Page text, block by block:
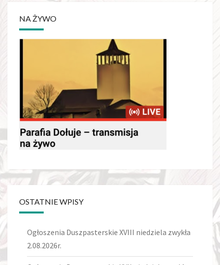
NA ŻYWO
OSTATNIE WPISY
Ogłoszenia Duszpasterskie XVIII niedziela zwykła
2.08.2026r.